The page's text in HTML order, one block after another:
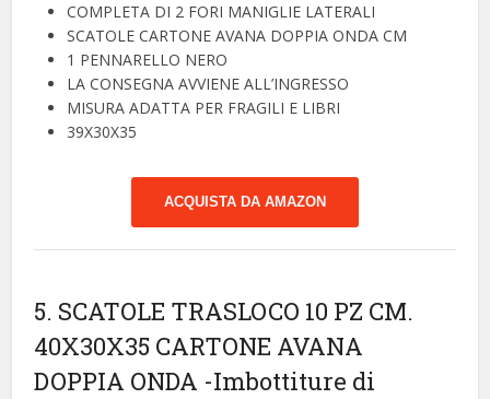
COMPLETA DI 2 FORI MANIGLIE LATERALI
SCATOLE CARTONE AVANA DOPPIA ONDA CM
1 PENNARELLO NERO
LA CONSEGNA AVVIENE ALL’INGRESSO
MISURA ADATTA PER FRAGILI E LIBRI
39X30X35
ACQUISTA DA AMAZON
5. SCATOLE TRASLOCO 10 PZ CM.
40X30X35 CARTONE AVANA
DOPPIA ONDA -Imbottiture di